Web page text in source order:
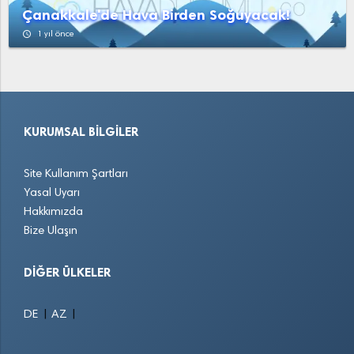
Çanakkale'de Hava Birden Soğuyacak!
access_time 1 yıl önce
KURUMSAL BILGILER
Site Kullanım Şartları
Yasal Uyarı
Hakkımızda
Bize Ulaşın
DIĞER ÜLKELER
DE AZ